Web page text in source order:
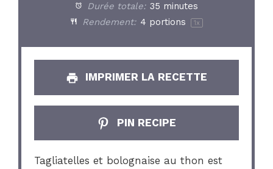
Durée totale: 35 minutes
Rendement: 4 portions 1 x
IMPRIMER LA RECETTE
PIN RECIPE
Tagliatelles et bolognaise au thon est